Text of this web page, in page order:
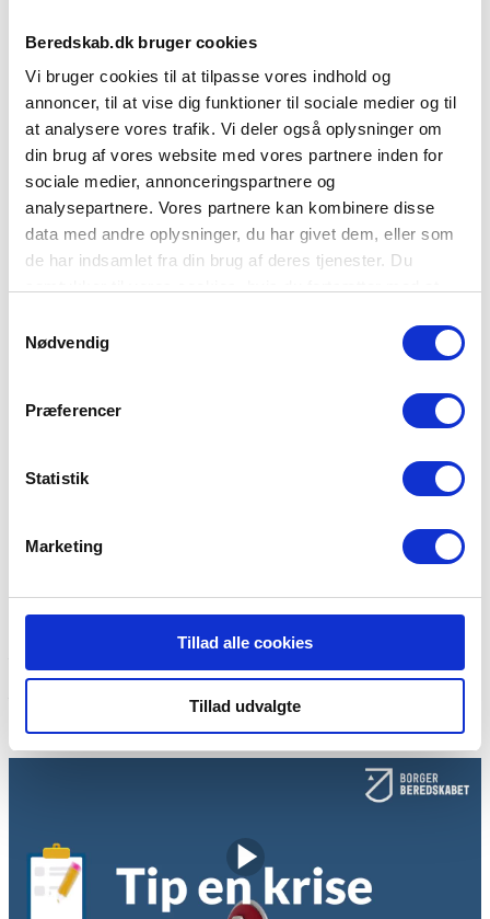
Beredskab.dk bruger cookies
Vi bruger cookies til at tilpasse vores indhold og
annoncer, til at vise dig funktioner til sociale medier og til
at analysere vores trafik. Vi deler også oplysninger om
din brug af vores website med vores partnere inden for
sociale medier, annonceringspartnere og
analysepartnere. Vores partnere kan kombinere disse
data med andre oplysninger, du har givet dem, eller som
de har indsamlet fra din brug af deres tjenester. Du
Nødvendig
Præferencer
Statistik
Marketing
Tillad alle cookies
Tillad udvalgte
Mød en beredskabsekspert, der svarer på spørgsmål
Webinar ‘Kriseparat – klar dig selv i 3 døgn’
Tilmeld dig webinaret - onsdag den 14. maj 17-18
Program
Introduktion af en beredskabsekspert
Kriseparat – klar dig selv i 3 døgn – med inspiration og
tips
Beredskabseksperten svarer på spørgsmål
På kurset lærer du
at tage vare på dig selv og familien, naboen
og jeres bolig
om konsekvenserne af nedbrud på kritisk infrastruktur
at forebygge, så ulykker og skader helt undgås
hvordan du udarbejder en tjekliste
Test dig selv
Vælg visning i fuld skærm i nederste højre hjørne.
Du/I kan altid trykke på pause og spole fem og tilbage.
Hvis du ikke kan se videoen nedenfor, skal du acceptere cookies.
Tilvælg undertekster – klik på midterste ikon under baren og vælg: